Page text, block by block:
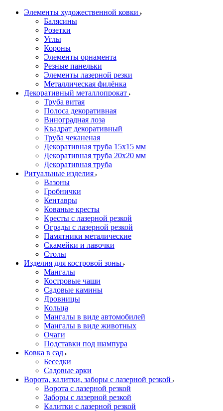
Элементы художественной ковки
Балясины
Розетки
Углы
Короны
Элементы орнамента
Резные панельки
Элементы лазерной резки
Металлическая филёнка
Декоративный металлопрокат
Труба витая
Полоса декоративная
Виноградная лоза
Квадрат декоративный
Труба чеканеная
Декоративная труба 15х15 мм
Декоративная труба 20х20 мм
Декоративная труба
Ритуальные изделия
Вазоны
Гробнички
Кентавры
Кованые кресты
Кресты с лазерной резкой
Ограды с лазерной резкой
Памятники металические
Скамейки и лавочки
Столы
Изделия для костровой зоны
Мангалы
Костровые чаши
Садовые камины
Дровницы
Кольца
Мангалы в виде автомобилей
Мангалы в виде животных
Очаги
Подставки под шампура
Ковка в сад
Беседки
Садовые арки
Ворота, калитки, заборы с лазерной резкой
Ворота с лазерной резкой
Заборы с лазерной резкой
Калитки с лазерной резкой